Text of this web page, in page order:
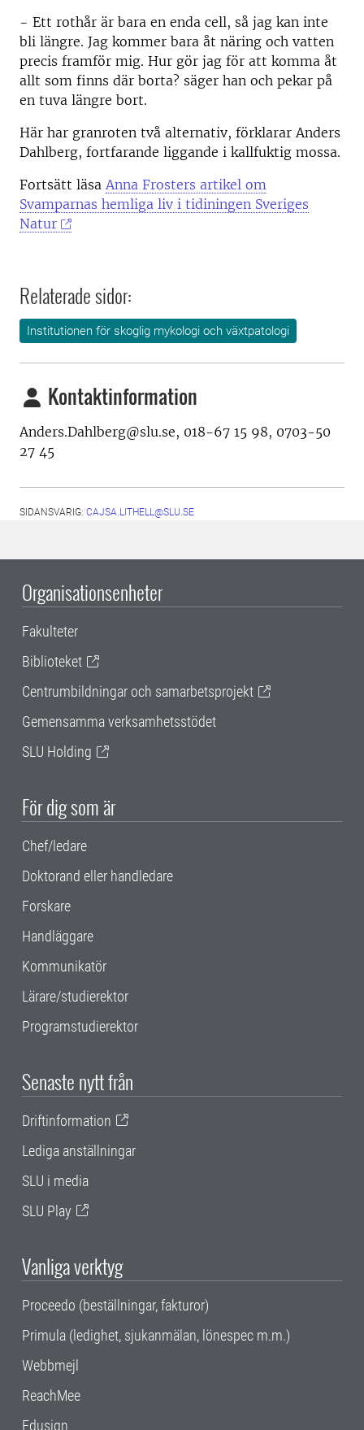
− Ett rothår är bara en enda cell, så jag kan inte
bli längre. Jag kommer bara åt näring och vatten
precis framför mig. Hur gör jag för att komma åt
allt som finns där borta? säger han och pekar på
en tuva längre bort.
Här har granroten två alternativ, förklarar Anders
Dahlberg, fortfarande liggande i kallfuktig mossa.
Fortsätt läsa Anna Frosters artikel om
Svamparnas hemliga liv i tidiningen Sveriges
Natur
Relaterade sidor:
Institutionen för skoglig mykologi och växtpatologi
Kontaktinformation
Anders.Dahlberg@slu.se, 018-67 15 98, 0703-50
27 45
SIDANSVARIG: CAJSA.LITHELL@SLU.SE
Organisationsenheter
Fakulteter
Biblioteket
Centrumbildningar och samarbetsprojekt
Gemensamma verksamhetsstödet
SLU Holding
För dig som är
Chef/ledare
Doktorand eller handledare
Forskare
Handläggare
Kommunikatör
Lärare/studierektor
Programstudierektor
Senaste nytt från
Driftinformation
Lediga anställningar
SLU i media
SLU Play
Vanliga verktyg
Proceedo (beställningar, fakturor)
Primula (ledighet, sjukanmälan, lönespec m.m.)
Webbmejl
ReachMee
Edusign